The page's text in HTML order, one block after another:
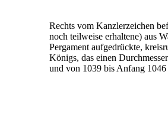
Rechts vom Kanzlerzeichen
noch teilweise erhaltene) aus
Pergament aufgedrückte,
Königs, das einen
und von 1039 bis Anfang